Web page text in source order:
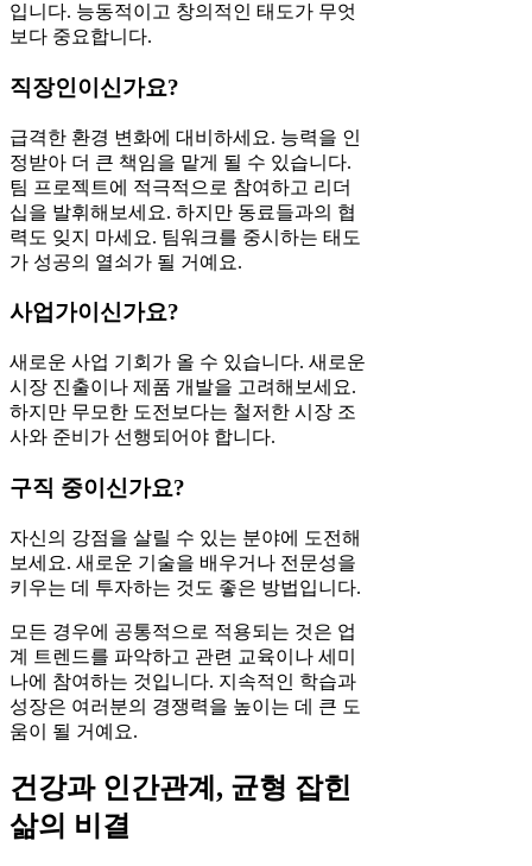
입니다. 능동적이고 창의적인 태도가 무엇
보다 중요합니다.
직장인이신가요?
급격한 환경 변화에 대비하세요. 능력을 인
정받아 더 큰 책임을 맡게 될 수 있습니다.
팀 프로젝트에 적극적으로 참여하고 리더
십을 발휘해보세요. 하지만 동료들과의 협
력도 잊지 마세요. 팀워크를 중시하는 태도
가 성공의 열쇠가 될 거예요.
사업가이신가요?
새로운 사업 기회가 올 수 있습니다. 새로운
시장 진출이나 제품 개발을 고려해보세요.
하지만 무모한 도전보다는 철저한 시장 조
사와 준비가 선행되어야 합니다.
구직 중이신가요?
자신의 강점을 살릴 수 있는 분야에 도전해
보세요. 새로운 기술을 배우거나 전문성을
키우는 데 투자하는 것도 좋은 방법입니다.
모든 경우에 공통적으로 적용되는 것은 업
계 트렌드를 파악하고 관련 교육이나 세미
나에 참여하는 것입니다. 지속적인 학습과
성장은 여러분의 경쟁력을 높이는 데 큰 도
움이 될 거예요.
건강과 인간관계, 균형 잡힌
삶의 비결